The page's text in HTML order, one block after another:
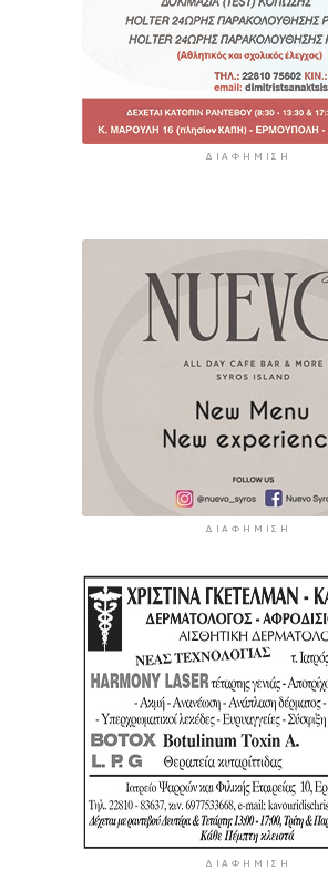
ΔΙΑΦΉΜΙΣΗ
ΔΙΑΦΉΜΙΣΗ
ΔΙΑΦΉΜΙΣΗ